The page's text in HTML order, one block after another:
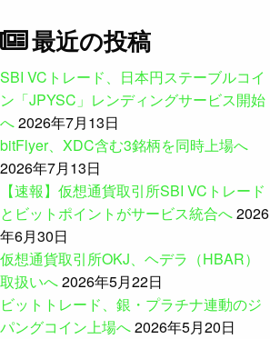
最近の投稿
SBI VCトレード、日本円ステーブルコイ
ン「JPYSC」レンディングサービス開始
へ2026年7月13日
bitFlyer、XDC含む3銘柄を同時上場へ
2026年7月13日
【速報】仮想通貨取引所SBI VCトレード
とビットポイントがサービス統合へ2026
年6月30日
仮想通貨取引所OKJ、ヘデラ（HBAR）
取扱いへ2026年5月22日
ビットトレード、銀・プラチナ連動のジ
パングコイン上場へ2026年5月20日